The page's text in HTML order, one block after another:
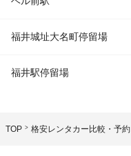
福井城址大名町停留場
福井駅停留場
TOP 格安レンタカー比較・予約